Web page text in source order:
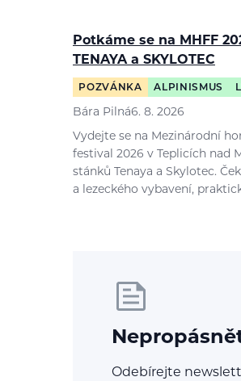
Potkáme se na MHFF
TENAYA a SKYLOTEC
POZVÁNKA ALPINISMUS
Bára Pilná6. 8. 2026
Vydejte se na Mezinárodní
festival 2026 v Teplicích nad
stánků Tenaya a Skylotec.
a lezeckého vybavení,
Odebírejte